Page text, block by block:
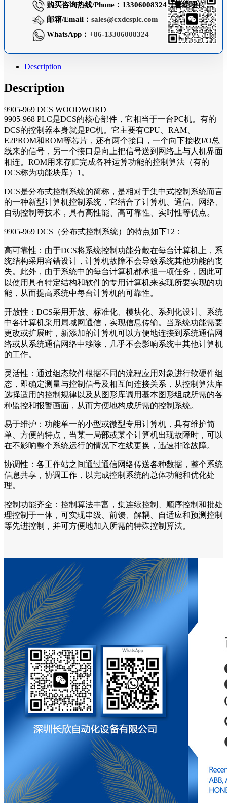
购买咨询热线/Phone：13306008324（曹经理）
邮箱/Email： sales@cxdcsplc.com
WhatsApp： +86-13306008324
Description
Description
9905-969 DCS WOODWORD
9905-968 PLC是DCS的核心部件，它相当于一台PC机。有的
DCS的控制器本身就是PC机。它主要有CPU、RAM、
E2PROM和ROM等芯片，还有两个接口，一个向下接收I/O总
线来的信号，另一个接口是向上把信号送到网络上与人机界面
相连。ROM用来存贮完成各种运算功能的控制算法（有的
DCS称为功能块库）1。
DCS是分布式控制系统的简称，是相对于集中式控制系统而言
的一种新型计算机控制系统，它结合了计算机、通信、网络、
自动控制等技术，具有高性能、高可靠性、实时性等优点。
9905-969 DCS（分布式控制系统）的特点如下12：
高可靠性：由于DCS将系统控制功能分散在每台计算机上，系
统结构采用容错设计，计算机故障不会导致系统其他功能的丧
失。此外，由于系统中的每台计算机都承担一项任务，因此可
以使用具有特定结构和软件的专用计算机来实现所要实现的功
能，从而提高系统中每台计算机的可靠性。
开放性：DCS采用开放、标准化、模块化、系列化设计。系统
中各计算机采用局域网通信，实现信息传输。当系统功能需要
更改或扩展时，新添加的计算机可以方便地连接到系统通信网
络或从系统通信网络中移除，几乎不会影响系统中其他计算机
的工作。
灵活性：通过组态软件根据不同的流程应用对象进行软硬件组
态，即确定测量与控制信号及相互间连接关系，从控制算法库
选择适用的控制规律以及从图形库调用基本图形组成所需的各
种监控和报警画面，从而方便地构成所需的控制系统。
易于维护：功能单一的小型或微型专用计算机，具有维护简
单、方便的特点，当某一局部或某个计算机出现故障时，可以
在不影响整个系统运行的情况下在线更换，迅速排除故障。
协调性：各工作站之间通过通信网络传送各种数据，整个系统
信息共享，协调工作，以完成控制系统的总体功能和优化处
理。
控制功能齐全：控制算法丰富，集连续控制、顺序控制和批处
理控制于一体，可实现串级、前馈、解耦、自适应和预测控制
等先进控制，并可方便地加入所需的特殊控制算法。